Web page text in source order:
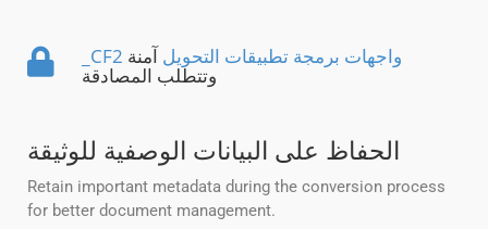
_CF2 واجهات برمجة تطبيقات التحويل آمنة
وتتطلب المصادقة
الحفاظ على البيانات الوصفية للوثيقة
Retain important metadata during the conversion process
for better document management.